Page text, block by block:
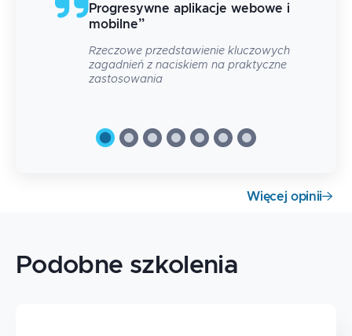
Progresywne aplikacje webowe i
mobilne”
Rzeczowe przedstawienie kluczowych
zagadnień z naciskiem na praktyczne
zastosowania
Więcej opinii
Podobne szkolenia